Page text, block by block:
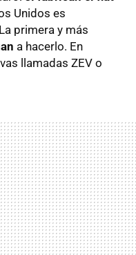
Unidos es
primera y más
a hacerlo. En
llamadas ZEV o